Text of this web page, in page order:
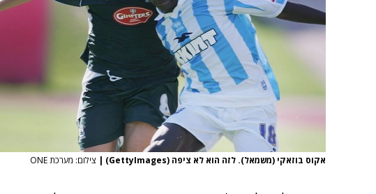
אקוס בוזאקי (משמאל). לזה הוא לא ציפה (GettyImages) | צילום: מערכת ONE